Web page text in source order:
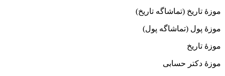
موزهٔ تاریخ (تماشاگه تاریخ)
موزهٔ پول (تماشاگه پول)
موزهٔ تاریخ
موزهٔ دکتر حسابی